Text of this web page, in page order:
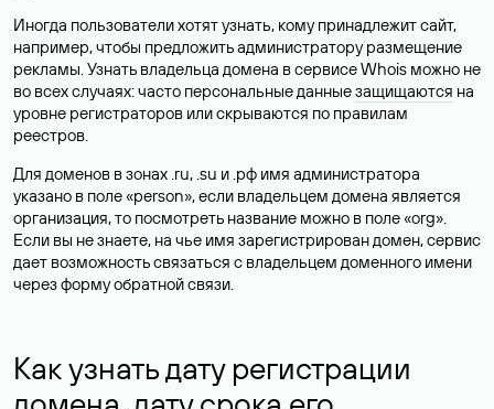
Иногда пользователи хотят узнать, кому принадлежит сайт,
например, чтобы предложить администратору размещение
рекламы. Узнать владельца домена в сервисе Whois можно не
во всех случаях: часто персональные данныезащищаются на
уровне регистраторов или скрываются по правилам
реестров.
Для доменов в зонах .ru, .su и .рф имя администратора
указано в поле «person», если владельцем домена является
организация, то посмотреть название можно в поле «org».
Если вы не знаете, на чье имя зарегистрирован домен, сервис
дает возможность связаться с владельцем доменного имени
через форму обратной связи.
Как узнать дату регистрации